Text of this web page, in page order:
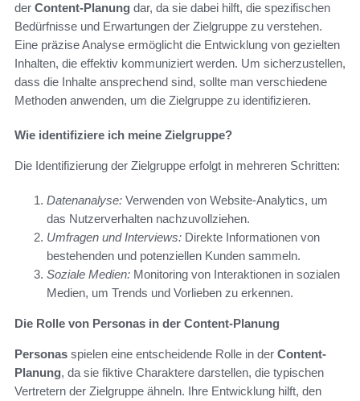
der Content-Planung dar, da sie dabei hilft, die spezifischen
Bedürfnisse und Erwartungen der Zielgruppe zu verstehen.
Eine präzise Analyse ermöglicht die Entwicklung von gezielten
Inhalten, die effektiv kommuniziert werden. Um sicherzustellen,
dass die Inhalte ansprechend sind, sollte man verschiedene
Methoden anwenden, um die Zielgruppe zu identifizieren.
Wie identifiziere ich meine Zielgruppe?
Die Identifizierung der Zielgruppe erfolgt in mehreren Schritten:
Datenanalyse: Verwenden von Website-Analytics, um
das Nutzerverhalten nachzuvollziehen.
Umfragen und Interviews: Direkte Informationen von
bestehenden und potenziellen Kunden sammeln.
Soziale Medien: Monitoring von Interaktionen in sozialen
Medien, um Trends und Vorlieben zu erkennen.
Die Rolle von Personas in der Content-Planung
Personas spielen eine entscheidende Rolle in der Content-
Planung, da sie fiktive Charaktere darstellen, die typischen
Vertretern der Zielgruppe ähneln. Ihre Entwicklung hilft, den